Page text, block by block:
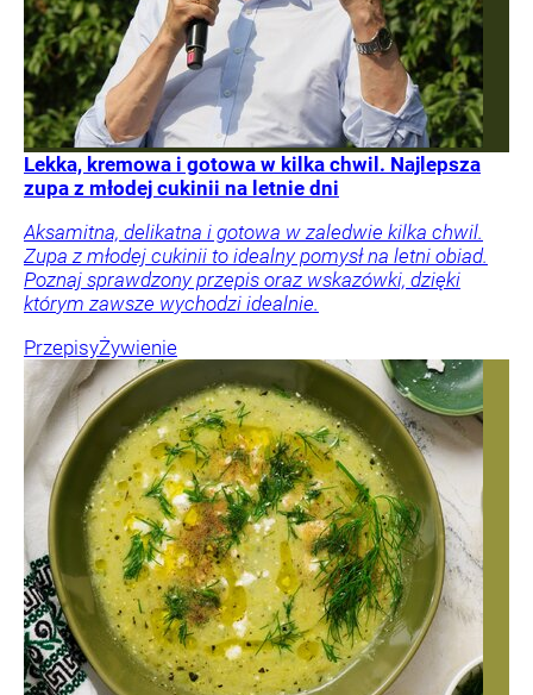
Lekka, kremowa i gotowa w kilka chwil. Najlepsza
zupa z młodej cukinii na letnie dni
Aksamitna, delikatna i gotowa w zaledwie kilka chwil.
Zupa z młodej cukinii to idealny pomysł na letni obiad.
Poznaj sprawdzony przepis oraz wskazówki, dzięki
którym zawsze wychodzi idealnie.
PrzepisyŻywienie